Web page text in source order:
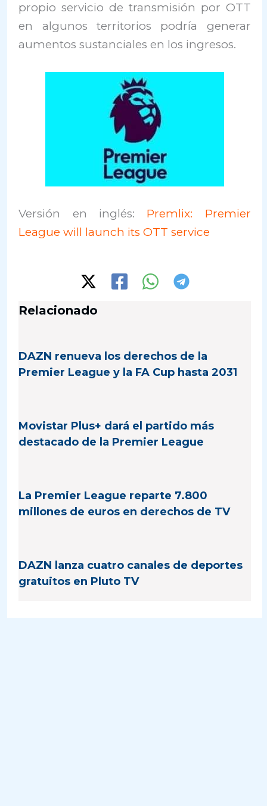
propio servicio de transmisión por OTT
en algunos territorios podría generar
aumentos sustanciales en los ingresos.
Versión en inglés: Premlix: Premier
League will launch its OTT service
Relacionado
DAZN renueva los derechos de la
Premier League y la FA Cup hasta 2031
Movistar Plus+ dará el partido más
destacado de la Premier League
La Premier League reparte 7.800
millones de euros en derechos de TV
DAZN lanza cuatro canales de deportes
gratuitos en Pluto TV